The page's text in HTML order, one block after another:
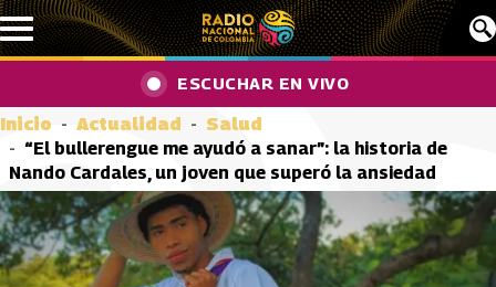
Pasar al contenido principal
ESCUCHAR EN VIVO
Inicio Actualidad
Salud
“El bullerengue me ayudó a sanar”: la historia de
Nando Cardales, un joven que superó la ansiedad